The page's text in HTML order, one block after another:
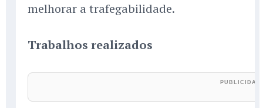
melhorar a trafegabilidade.
Trabalhos realizados